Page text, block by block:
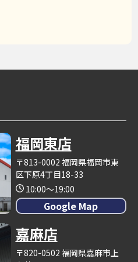
福岡東店
〒813-0002 福岡県福岡市東
区下原4丁目18-33
10:00～19:00
Google Map
嘉麻店
〒820-0502 福岡県嘉麻市上